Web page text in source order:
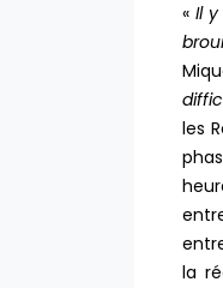
«Il
les
la